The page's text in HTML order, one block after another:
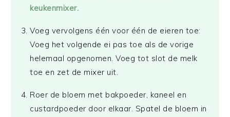
keukenmixer.
Voeg vervolgens één voor één de eieren toe:
Voeg het volgende ei pas toe als de vorige
helemaal opgenomen. Voeg tot slot de melk
toe en zet de mixer uit.
Roer de bloem met bakpoeder, kaneel en
custardpoeder door elkaar. Spatel de bloem in